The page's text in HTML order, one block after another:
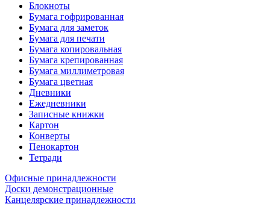
Блокноты
Бумага гофрированная
Бумага для заметок
Бумага для печати
Бумага копировальная
Бумага крепированная
Бумага миллиметровая
Бумага цветная
Дневники
Ежедневники
Записные книжки
Картон
Конверты
Пенокартон
Тетради
Офисные принадлежности
Доски демонстрационные
Канцелярские принадлежности